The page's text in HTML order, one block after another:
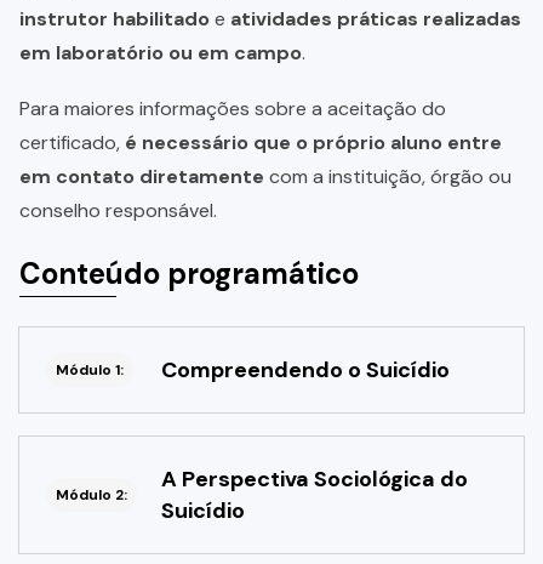
instrutor habilitadoe atividades práticas realizadas
em laboratório ou em campo.
Para maiores informações sobre a aceitação do
certificado, é necessário que o próprio aluno entre
em contato diretamente com a instituição, órgão ou
conselho responsável.
Conteúdo programático
Módulo 1: Compreendendo o Suicídio
Módulo 2:
A Perspectiva Sociológica do
Suicídio